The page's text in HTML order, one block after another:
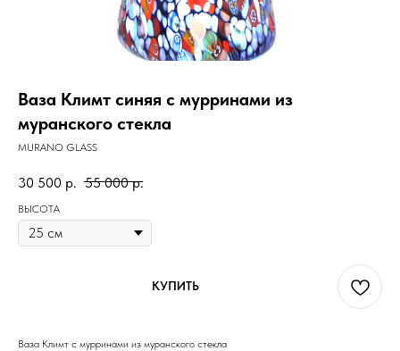
Ваза Климт синяя с мурринами из
муранского стекла
MURANO GLASS
30 500 р. 55 000 р.
ВЫСОТА
КУПИТЬ
Ваза Климт с мурринами из муранского стекла